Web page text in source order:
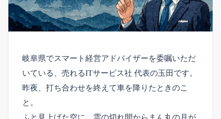
岐阜県でスマート経営アドバイザーを委嘱いただ
いている、売れるITサービス社 代表の玉田です。
昨夜、打ち合わせを終えて車を降りたときのこ
と。
ふと見上げた空に、雲の切れ間からまん丸の月が